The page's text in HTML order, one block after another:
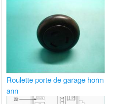
Roulette porte de garage horm
ann